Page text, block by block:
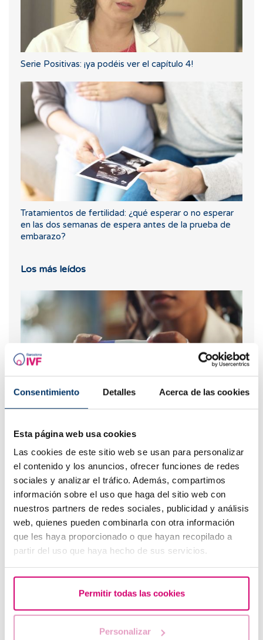
Consentimiento Detalles Acerca de las cookies
Esta página web usa cookies
Las cookies de este sitio web se usan para personalizar
el contenido y los anuncios, ofrecer funciones de redes
sociales y analizar el tráfico. Además, compartimos
información sobre el uso que haga del sitio web con
nuestros partners de redes sociales, publicidad y análisis
web, quienes pueden combinarla con otra información
que les haya proporcionado o que hayan recopilado a
partir del uso que haya hecho de sus servicios.
Permitir todas las cookies
Personalizar
Serie Positivas: ¡ya podéis ver el capítulo 4!
Tratamientos de fertilidad: ¿qué esperar o no esperar
en las dos semanas de espera antes de la prueba de
embarazo?
Los más leídos
embarazo negativo?